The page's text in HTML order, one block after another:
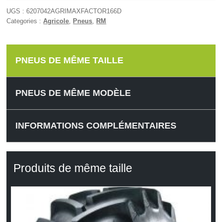
UGS :6207042AGRIMAXFACTOR166D
Categories :Agricole Pneus RM
PNEUS DE MÊME TAILLE
PNEUS DE MÊME MODÈLE
INFORMATIONS COMPLÉMENTAIRES
Produits de même taille